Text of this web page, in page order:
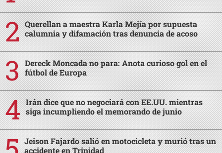
Querellan a maestra Karla Mejía por supuesta
calumnia y difamación tras denuncia de acoso
Dereck Moncada no para: Anota curioso gol en el
fútbol de Europa
Irán dice que no negociará con EE.UU. mientras
siga incumpliendo el memorando de junio
Jeison Fajardo salió en motocicleta y murió tras un
accidente en Trinidad